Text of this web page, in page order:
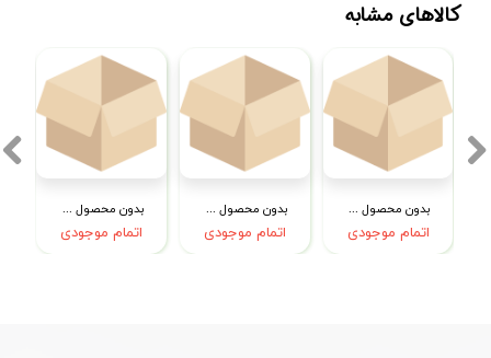
بدون محصول جهت نمایش
اتمام موجودی
بدون محصول جهت نمایش
اتمام موجودی
بدون محصول جهت نمایش
اتمام موجودی
کالاهای مشابه